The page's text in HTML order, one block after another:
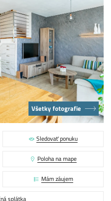
Všetky fotografie
Sledovať ponuku
Poloha na mape
Mám záujem
splátka